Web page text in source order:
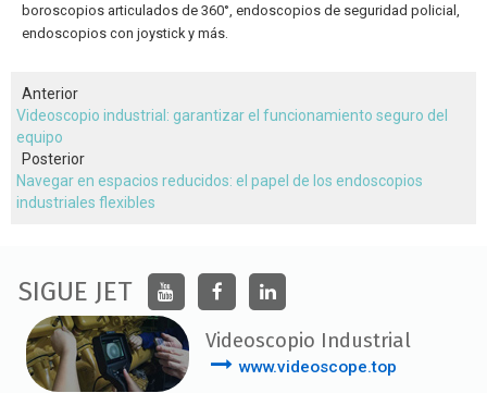
boroscopios articulados de 360°, endoscopios de seguridad policial,
endoscopios con joystick y más.
Anterior
Videoscopio industrial: garantizar el funcionamiento seguro del
equipo
Posterior
Navegar en espacios reducidos: el papel de los endoscopios
industriales flexibles
SIGUE JET
Videoscopio Industrial
www.videoscope.top